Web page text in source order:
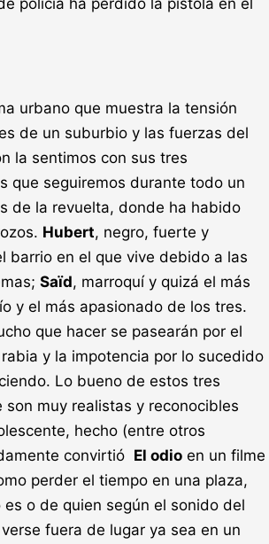
urbano que muestra la tensión
de un suburbio y las fuerzas del
la sentimos con sus tres
que seguiremos durante todo un
de la revuelta, donde ha habido
Hubert, negro, fuerte y
barrio en el que vive debido a las
Saïd, marroquí y quizá el más
y el más apasionado de los tres.
que hacer se pasearán por el
y la impotencia por lo sucedido
Lo bueno de estos tres
son muy realistas y reconocibles
hecho (entre otros
convirtió El odio en un filme
perder el tiempo en una plaza,
o de quien según el sonido del
fuera de lugar ya sea en un